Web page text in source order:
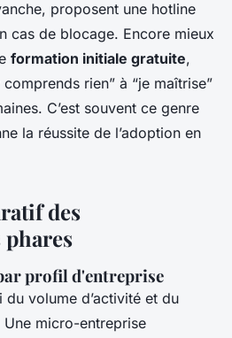
proposent une hotline
cas de blocage. Encore mieux
formation initiale gratuite,
rien” à “je maîtrise”
C’est souvent ce genre
la réussite de l’adoption en
des
profil d'entreprise
volume d’activité et du
micro-entreprise